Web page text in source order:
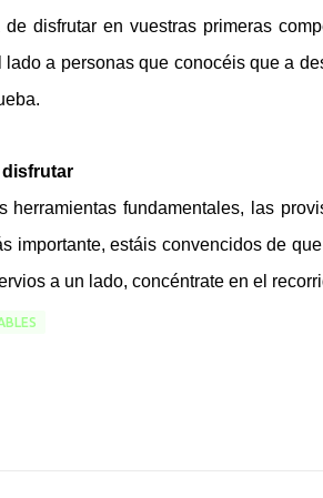
de disfrutar en vuestras primeras
lado a personas que conocéis que a
disfrutar
herramientas fundamentales, las
importante, estáis convencidos de
a un lado, concéntrate en el